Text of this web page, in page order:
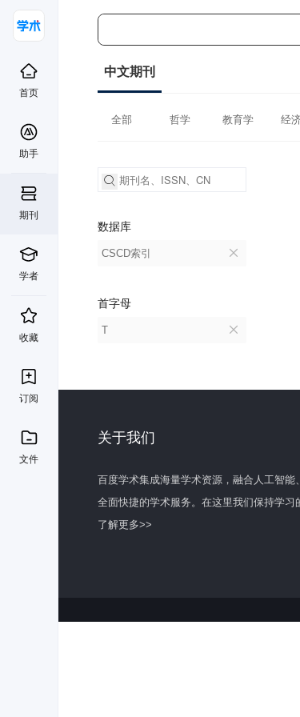
首页
助手
期刊
学者
收藏
订阅
文件
中文期刊
全部 哲学 教育学 经
数据库
CSCD索引
首字母
T
关于我们
百度学术集成海量学术资源，融合人工智
全面快捷的学术服务。在这里我们保持学习
了解更多>>